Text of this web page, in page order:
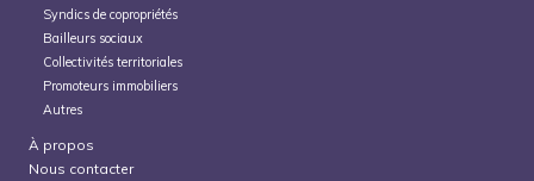
Syndics de copropriétés
Bailleurs sociaux
Collectivités territoriales
Promoteurs immobiliers
Autres
À propos
Nous contacter